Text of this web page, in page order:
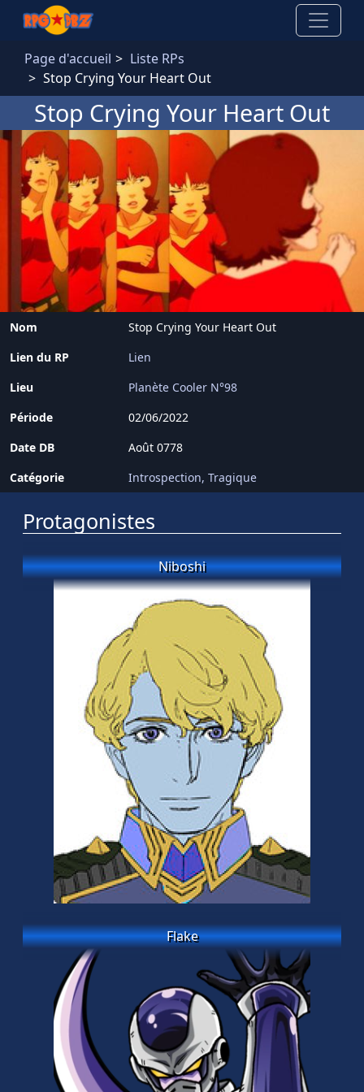
Aller au contenu principal
Page d'accueil
Liste RPs
Stop Crying Your Heart Out
Stop Crying Your Heart Out
Nom
Stop Crying Your Heart Out
Lien du RP
Lien
Lieu
Planète Cooler N°98
Période
02/06/2022
Date DB
Août 0778
Catégorie
Introspection Tragique
Protagonistes
Niboshi
Flake